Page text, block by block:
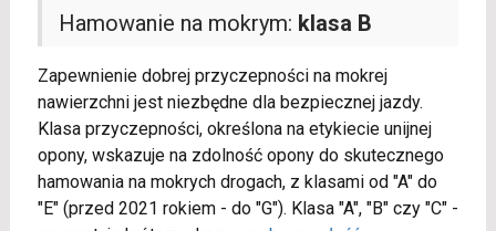
Hamowanie na mokrym: klasa B
Zapewnienie dobrej przyczepności na mokrej
nawierzchni jest niezbędne dla bezpiecznej jazdy.
Klasa przyczepności, określona na etykiecie unijnej
opony, wskazuje na zdolność opony do skutecznego
hamowania na mokrych drogach, z klasami od "A" do
"E" (przed 2021 rokiem - do "G"). Klasa "A", "B" czy "C" -